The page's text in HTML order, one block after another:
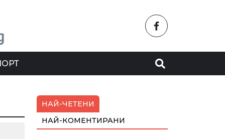
НАЙ-ЧЕТЕНИ
НАЙ-КОМЕНТИРАНИ